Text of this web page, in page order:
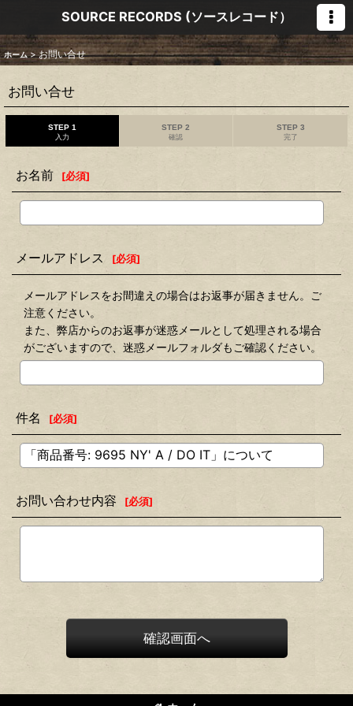
SOURCE RECORDS (ソースレコード）
ホーム > お問い合せ
お問い合せ
STEP 1
入力
STEP 2
確認
STEP 3
完了
お名前 [必須]
メールアドレス [必須]
メールアドレスをお間違えの場合はお返事が届きません。ご
注意ください。
また、弊店からのお返事が迷惑メールとして処理される場合
がございますので、迷惑メールフォルダもご確認ください。
件名 [必須]
お問い合わせ内容 [必須]
確認画面へ